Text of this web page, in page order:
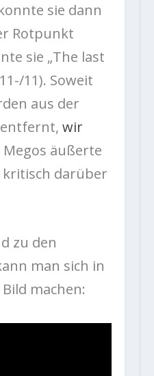
sie dann
Rotpunkt
sie „The last
11). Soweit
aus der
entfernt, wir
Megos äußerte
kritisch darüber
zu den
man sich in
machen: